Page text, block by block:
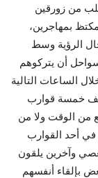
من زورقين
بمهاجرين،
الرؤية وسط
أن يتركوهم
الساعات التالية
خمسة قوارب
من الوقت ولا من
أحد القوارب
وآخرين يلقون
بإلقاء أنفسهم